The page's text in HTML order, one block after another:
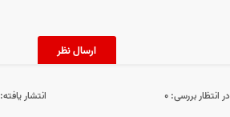
انتشار یافته: در انتظار بررسی:۰